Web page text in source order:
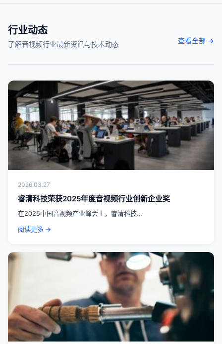
行业动态
了解音视频行业最新资讯与技术动态 查看全部 →
2026.03.27
睿清科技荣获2025年度音视频行业创新企业奖
在2025中国音视频产业峰会上，睿清科技…
阅读更多 →